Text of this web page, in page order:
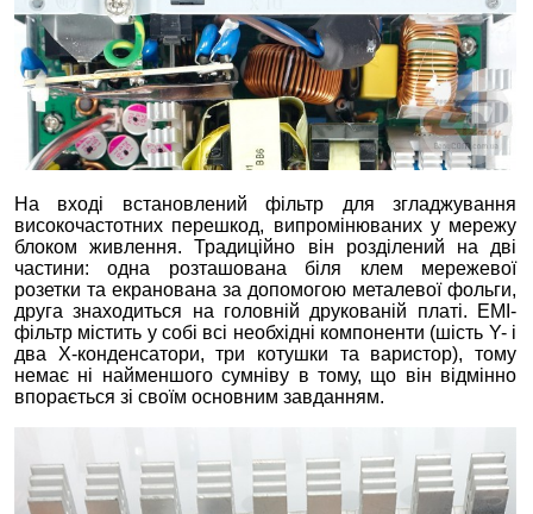
На вході встановлений фільтр для згладжування
високочастотних перешкод, випромінюваних у мережу
блоком живлення. Традиційно він розділений на дві
частини: одна розташована біля клем мережевої
розетки та екранована за допомогою металевої фольги,
друга знаходиться на головній друкованій платі. EMI-
фільтр містить у собі всі необхідні компоненти (шість Y- і
два Х-конденсатори, три котушки та варистор), тому
немає ні найменшого сумніву в тому, що він відмінно
впорається зі своїм основним завданням.